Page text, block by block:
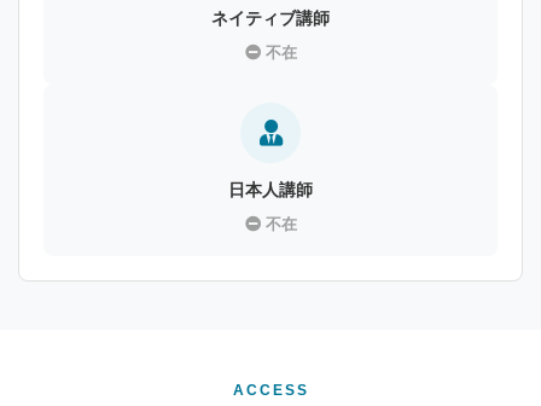
ネイティブ講師
不在
日本人講師
不在
ACCESS